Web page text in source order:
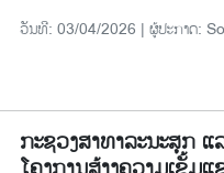
ວັນທີ: 03/04/2026 | ຜູ້ປະກາດ:
ກະຊວງສາທາລະນະສຸກ